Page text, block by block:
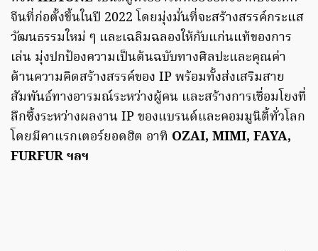
จีนที่ก่อตั้งขึ้นในปี 2022 โดยมุ่งมั่นที่จะสร้างสรรค์กระแส
วัฒนธรรมใหม่ ๆ และเฉลิมฉลองให้กับแก่นแท้ของการ
เล่น มุ่งปกป้องความเป็นต้นฉบับทางศิลปะและคุณค่า
ด้านความคิดสร้างสรรค์ของ IP พร้อมทั้งส่งเสริมสาย
สัมพันธ์ทางอารมณ์ระหว่างผู้คน และสร้างการเชื่อมโยงที่
ลึกซึ้งระหว่างผลงาน IP ของแบรนด์และคอมมูนิตี้ทั่วโลก
โดยมีคาแรกเตอร์ยอดฮิต อาทิ OZAI, MIMI, FAYA,
FURFUR ฯลฯ